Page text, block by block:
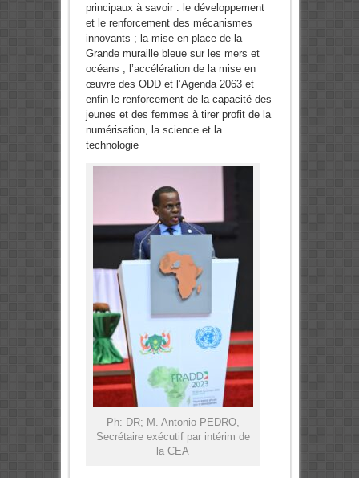
principaux à savoir : le développement
et le renforcement des mécanismes
innovants ; la mise en place de la
Grande muraille bleue sur les mers et
océans ; l’accélération de la mise en
œuvre des ODD et l’Agenda 2063 et
enfin le renforcement de la capacité des
jeunes et des femmes à tirer profit de la
numérisation, la science et la
technologie
Ph: DR; M. Antonio PEDRO,
Secrétaire exécutif par intérim de
la CEA